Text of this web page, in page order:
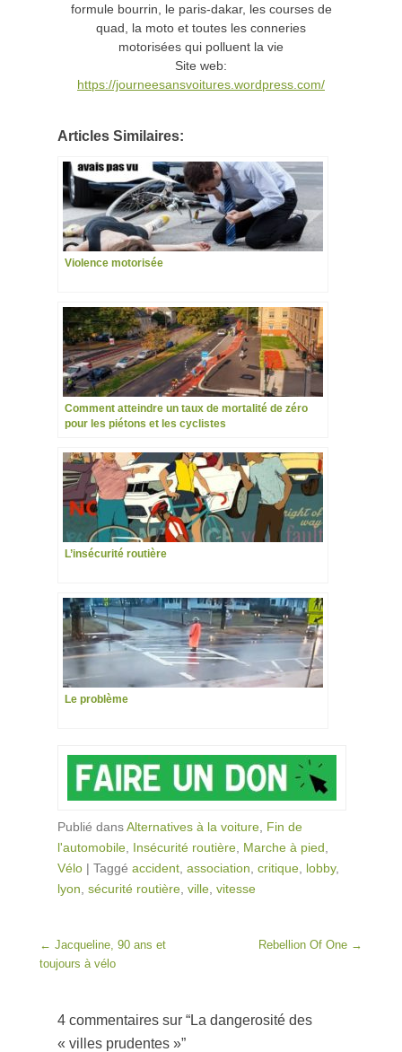
formule bourrin, le paris-dakar, les courses de
quad, la moto et toutes les conneries
motorisées qui polluent la vie
Site web:
https://journeesansvoitures.wordpress.com/
Articles Similaires:
Violence motorisée
Comment atteindre un taux de mortalité de zéro
pour les piétons et les cyclistes
L’insécurité routière
Le problème
Publié dansAlternatives à la voiture Fin de
l'automobile Insécurité routière Marche à pied
Vélo | Taggé accident association critique lobby,
lyon sécurité routière ville vitesse
Post navigation
← Jacqueline, 90 ans et
toujours à vélo
Rebellion Of One →
4 commentaires sur “La dangerosité des
« villes prudentes »”